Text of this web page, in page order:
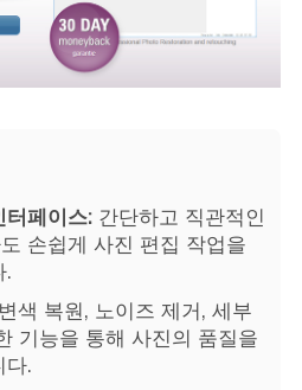
터페이스:간단하고 직관적인
손쉽게 사진 편집 작업을
.
색 복원, 노이즈 제거, 세부
기능을 통해 사진의 품질을
다.